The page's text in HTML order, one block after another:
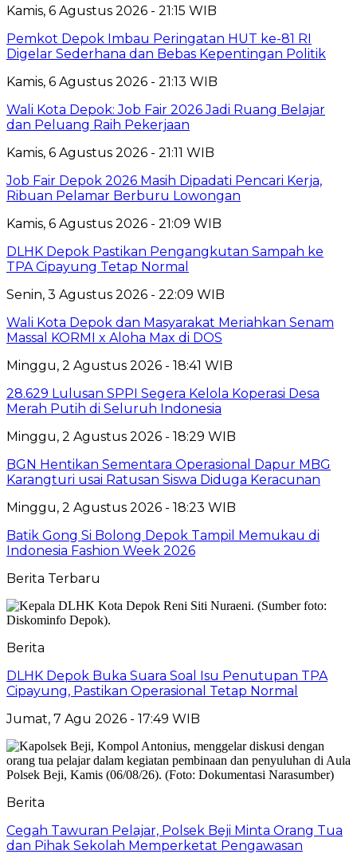
Kamis, 6 Agustus 2026 - 21:15 WIB
Pemkot Depok Imbau Peringatan HUT ke-81 RI
Digelar Sederhana dan Bebas Kepentingan Politik
Kamis, 6 Agustus 2026 - 21:13 WIB
Wali Kota Depok: Job Fair 2026 Jadi Ruang Belajar
dan Peluang Raih Pekerjaan
Kamis, 6 Agustus 2026 - 21:11 WIB
Job Fair Depok 2026 Masih Dipadati Pencari Kerja,
Ribuan Pelamar Berburu Lowongan
Kamis, 6 Agustus 2026 - 21:09 WIB
DLHK Depok Pastikan Pengangkutan Sampah ke
TPA Cipayung Tetap Normal
Senin, 3 Agustus 2026 - 22:09 WIB
Wali Kota Depok dan Masyarakat Meriahkan Senam
Massal KORMI x Aloha Max di DOS
Minggu, 2 Agustus 2026 - 18:41 WIB
28.629 Lulusan SPPI Segera Kelola Koperasi Desa
Merah Putih di Seluruh Indonesia
Minggu, 2 Agustus 2026 - 18:29 WIB
BGN Hentikan Sementara Operasional Dapur MBG
Karangturi usai Ratusan Siswa Diduga Keracunan
Minggu, 2 Agustus 2026 - 18:23 WIB
Batik Gong Si Bolong Depok Tampil Memukau di
Indonesia Fashion Week 2026
Berita Terbaru
Berita
DLHK Depok Buka Suara Soal Isu Penutupan TPA
Cipayung, Pastikan Operasional Tetap Normal
Jumat, 7 Agu 2026 - 17:49 WIB
Berita
Cegah Tawuran Pelajar, Polsek Beji Minta Orang Tua
dan Pihak Sekolah Memperketat Pengawasan